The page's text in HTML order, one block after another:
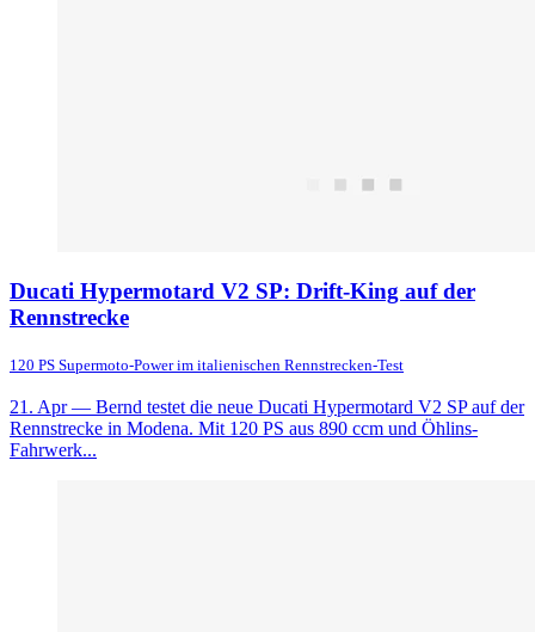
Ducati Hypermotard V2 SP: Drift-King auf der
Rennstrecke
120 PS Supermoto-Power im italienischen Rennstrecken-Test
21. Apr— Bernd testet die neue Ducati Hypermotard V2 SP auf der
Rennstrecke in Modena. Mit 120 PS aus 890 ccm und Öhlins-
Fahrwerk...